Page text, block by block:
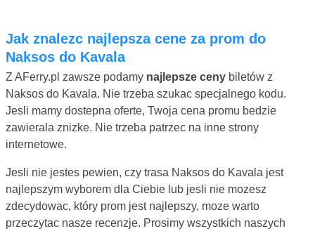
Jak znalezc najlepsza cene za prom do
Naksos do Kavala
Z AFerry.pl zawsze podamy najlepsze ceny biletów z
Naksos do Kavala. Nie trzeba szukac specjalnego kodu.
Jesli mamy dostepna oferte, Twoja cena promu bedzie
zawierala znizke. Nie trzeba patrzec na inne strony
internetowe.
Jesli nie jestes pewien, czy trasa Naksos do Kavala jest
najlepszym wyborem dla Ciebie lub jesli nie mozesz
zdecydowac, który prom jest najlepszy, moze warto
przeczytac nasze recenzje. Prosimy wszystkich naszych